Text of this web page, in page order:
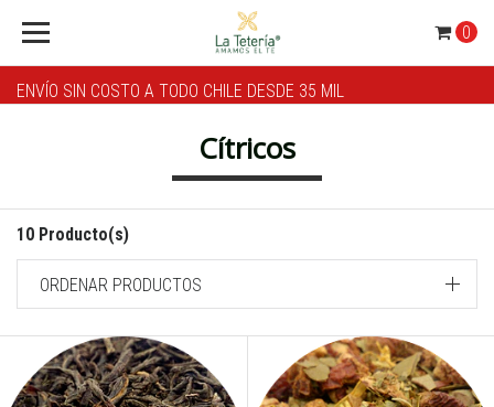
ENVÍO SIN COSTO A TODO CHILE DESDE 35 MIL
0
Cítricos
10 Producto(s)
ORDENAR PRODUCTOS